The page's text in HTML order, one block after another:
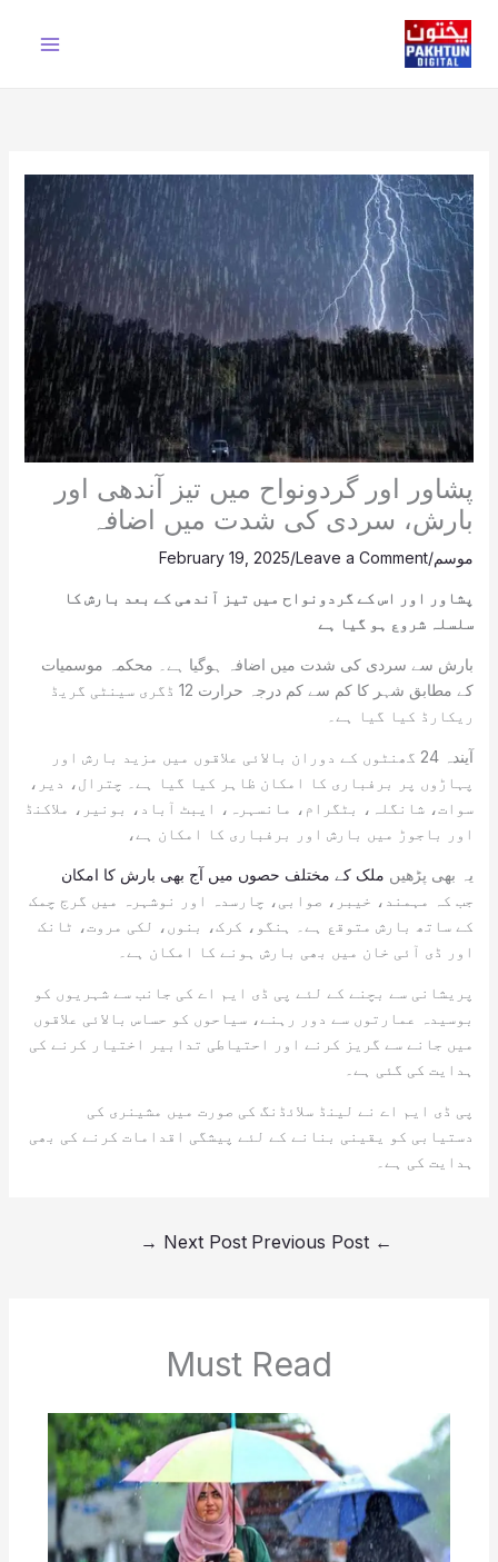
content
پشاور اور گردونواح میں تیز آندھی اور
بارش، سردی کی شدت میں اضافہ
موسم/
Leave a Comment
/
February 19, 2025
پشاور اور اس کے گردونواح میں تیز آندھی کے بعد بارش کا
سلسلہ شروع ہو گیا ہے
بارش سے سردی کی شدت میں اضافہ ہوگیا ہے۔ محکمہ موسمیات
کے مطابق شہر کا کم سے کم درجہ حرارت 12 ڈگری سینٹی گریڈ
ریکارڈ کیا گیا ہے۔
آیندہ 24 گھنٹوں کے دوران بالائی علاقوں میں مزید بارش اور
پہاڑوں پر برفباری کا امکان ظاہر کیا گیا ہے۔ چترال، دیر،
سوات، شانگلہ، بٹگرام، مانسہرہ، ایبٹ آباد، بونیر، ملاکنڈ
اور باجوڑ میں بارش اور برفباری کا امکان ہے،
یہ بھی پڑھیں ملک کے مختلف حصوں میں آج بھی بارش کا امکان
جب کہ مہمند، خیبر، صوابی، چارسدہ اور نوشہرہ میں گرج چمک
کے ساتھ بارش متوقع ہے۔ ہنگو، کرک، بنوں، لکی مروت، ٹانک
اور ڈی آئی خان میں بھی بارش ہونے کا امکان ہے۔
پریشانی سے بچنے کے لئے پی ڈی ایم اے کی جانب سے شہریوں کو
بوسیدہ عمارتوں سے دور رہنے، سیاحوں کو حساس بالائی علاقوں
میں جانے سے گریز کرنے اور احتیاطی تدابیر اختیار کرنے کی
ہدایت کی گئی ہے۔
پی ڈی ایم اے نے لینڈ سلائڈنگ کی صورت میں مشینری کی
دستیابی کو یقینی بنانے کے لئے پیشگی اقدامات کرنے کی بھی
ہدایت کی ہے۔
←
Next Post
→
Must Read